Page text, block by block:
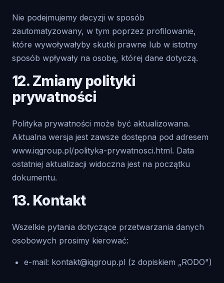
Nie podejmujemy decyzji w sposób
zautomatyzowany, w tym poprzez profilowanie,
które wywoływałyby skutki prawne lub w istotny
sposób wpływały na osobę, której dane dotyczą.
12. Zmiany polityki
prywatności
Polityka prywatności może być aktualizowana.
Aktualna wersja jest zawsze dostępna pod adresem
www.iqgroup.pl/polityka-prywatnosci.html. Data
ostatniej aktualizacji widoczna jest na początku
dokumentu.
13. Kontakt
Wszelkie pytania dotyczące przetwarzania danych
osobowych prosimy kierować:
e-mail: kontakt@iqgroup.pl (z dopiskiem „RODO")